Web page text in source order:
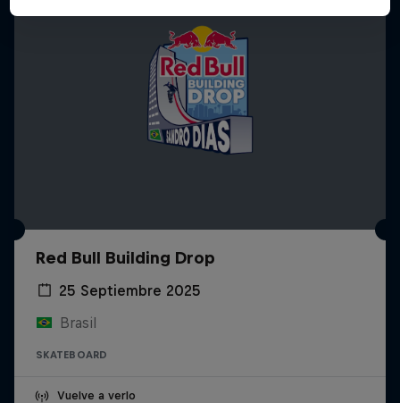
Red Bull Building Drop
25 Septiembre 2025
Brasil
SKATEBOARD
Vuelve a verlo